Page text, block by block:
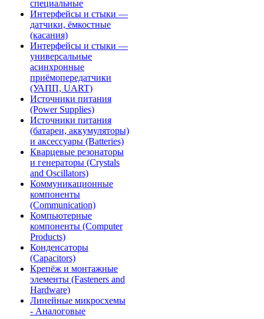
специальные
Интерфейсы и стыки —
датчики, ёмкостные
(касания)
Интерфейсы и стыки —
универсальные
асинхронные
приёмопередатчики
(УАПП, UART)
Источники питания
(Power Supplies)
Источники питания
(батареи, аккумуляторы)
и аксессуары (Batteries)
Кварцевые резонаторы
и генераторы (Crystals
and Oscillators)
Коммуникационные
компоненты
(Communication)
Компьютерные
компоненты (Computer
Products)
Конденсаторы
(Capacitors)
Крепёж и монтажные
элементы (Fasteners and
Hardware)
Линейные микросхемы
- Аналоговые